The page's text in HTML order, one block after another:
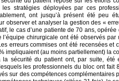
stratégies déployées par ces
ont jusqu’à présent été peu
observer et analyser la gestion des «
le cas d’une patiente de 70 ans, opérée
chirurgicale ont été observés par
erreurs commises ont été recensées et
impliquaient (au moins partiellement) la
sécurité du patient ont, par suite, été
les professionnels du bloc ont fait
sur des compétences complémentaires